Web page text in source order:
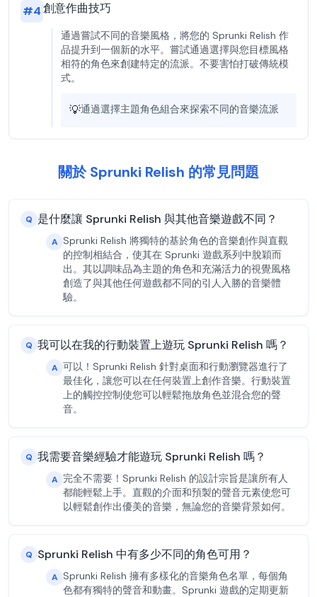
#4創意作曲技巧
通過嘗試不同的音樂風格，將您的 Sprunki Relish 作
品提升到一個新的水平。嘗試通過選擇與您目標風格
相符的角色來創建特定的流派。不要害怕打破傳統模
式。
💡通過選擇主題角色組合來探索不同的音樂流派
關於 Sprunki Relish 的常見問題
Q 是什麼讓 Sprunki Relish 與其他音樂遊戲不同？
A Sprunki Relish 將獨特的基於角色的音樂創作與直觀
的控制相結合，使其在 Sprunki 遊戲系列中脫穎而
出。其以調味品為主題的角色和充滿活力的視覺風格
創造了與其他任何遊戲都不同的引人入勝的音樂體
驗。
Q 我可以在我的行動裝置上遊玩 Sprunki Relish 嗎？
A 可以！Sprunki Relish 針對桌面和行動瀏覽器進行了
最佳化，讓您可以在任何裝置上創作音樂。行動裝置
上的觸控控制使您可以輕鬆拖放角色並混合您的聲
音。
Q 我需要音樂經驗才能遊玩 Sprunki Relish 嗎？
A 完全不需要！Sprunki Relish 的設計宗旨是讓所有人
都能輕鬆上手。直觀的介面和預製的聲音元素使您可
以輕鬆創作出優美的音樂，無論您的音樂背景如何。
Q Sprunki Relish 中有多少不同的角色可用？
A Sprunki Relish 擁有多樣化的音樂角色名單，每個角
色都有獨特的聲音和動畫。Sprunki 遊戲的定期更新